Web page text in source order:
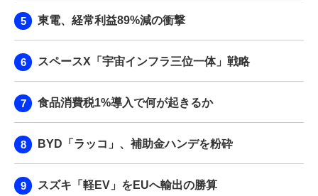
東電、経常利益89%減の衝撃
スペースX「宇宙インフラ三位一体」戦略
食品消費税1%導入で何が起きるか
BYD「ラッコ」、補助金ハンデを粉砕
スズキ「軽EV」をEUへ輸出の勝算